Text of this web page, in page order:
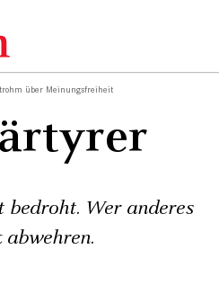
über Meinungsfreiheit
Wer anderes